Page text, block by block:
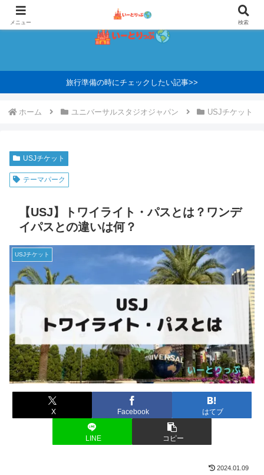
旅行準備の時にチェックしたい記事>>
ホーム ユニバーサルスタジオジャパン USJチケット
USJチケット
テーマパーク
【USJ】トワイライト・パスとは？ワンデ
イパスとの違いは何？
USJチケット
X Facebook はてブ
LINE コピー
2024.01.09
メニュー 検索